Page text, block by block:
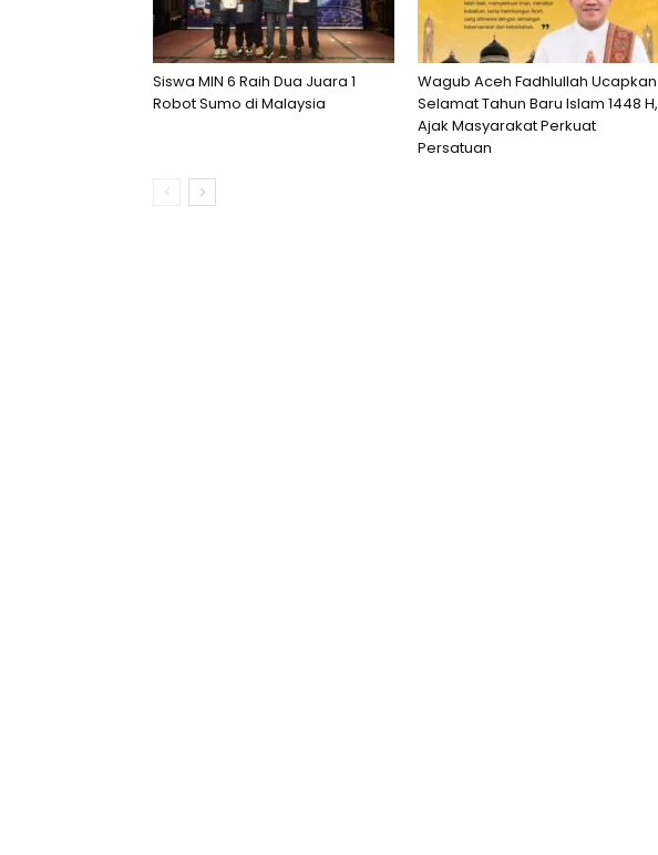
Siswa MIN 6 Raih Dua Juara 1
Robot Sumo di Malaysia
Wagub Aceh Fadhlullah Ucapkan
Selamat Tahun Baru Islam 1448 H,
Ajak Masyarakat Perkuat
Persatuan